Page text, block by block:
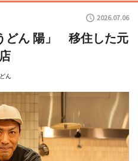
2026.07.06
どん 陽」 移住した元
ん